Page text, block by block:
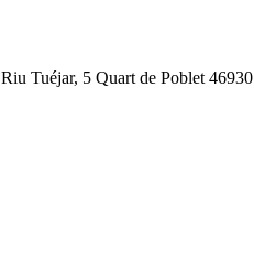
Riu Tuéjar, 5 Quart de Poblet 46930